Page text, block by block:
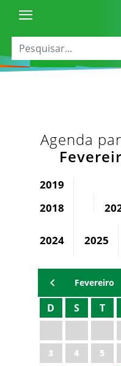
Agenda
2019
2018
2024 2025
Fevereiro
D S T
3
4 5